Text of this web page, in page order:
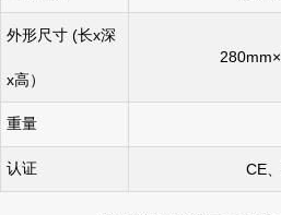
外形尺寸 (长x深
x高）
280mm×
重量
认证 CE、